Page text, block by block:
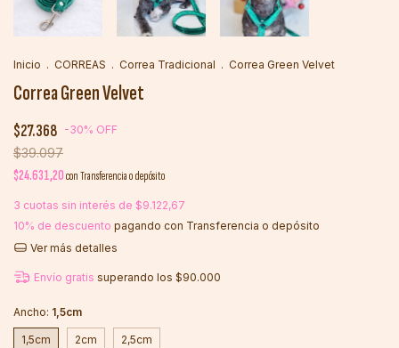
Inicio . CORREAS . Correa Tradicional . Correa Green Velvet
Correa Green Velvet
$27.368 -30% OFF
$39.097
$24.631,20conTransferencia o depósito
3 cuotas sin interés de $9.122,67
10% de descuento pagando con Transferencia o depósito
Ver más detalles
Envío gratis superando los $90.000
Ancho: 1,5cm
1,5cm 2cm 2,5cm